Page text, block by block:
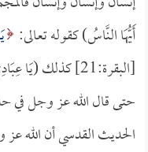
أَيُّهَا النَّاسُ) كقوله تعالى:
[البقرة:21] كذلك (يَا عِبَادِيَ) في القرآن الكريم والسنة النبوية.
حتى قال الله عز وجل
الحديث القدسي أن الله